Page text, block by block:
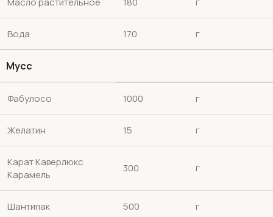
Вода 170 г
Мусс
Фабулосо 1000 г
Желатин 15 г
Карат Каверлюкс
Карамель
300 г
Шантипак 500 г